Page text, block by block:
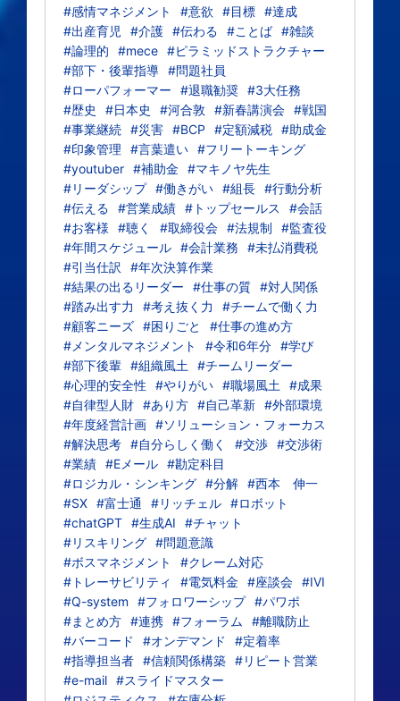
#感情マネジメント
#意欲 #目標 #達成
#出産育児
#介護 #伝わる #ことば #雑談
#論理的
#mece #ピラミッドストラクチャー
#部下・後輩指導 #問題社員
#ローパフォーマー
#退職勧奨 #3大任務
#歴史
#日本史 #河合敦 #新春講演会 #戦国
#事業継続 #災害 #BCP #定額減税 #助成金
#印象管理
#言葉遣い #フリートーキング
#youtuber #補助金
#マキノヤ先生
#リーダシップ #働きがい #組長 #行動分析
#伝える
#営業成績 #トップセールス
#会話
#お客様
#聴く #取締役会 #法規制
#監査役
#年間スケジュール #会計業務
#未払消費税
#引当仕訳
#年次決算作業
#結果の出るリーダー
#仕事の質 #対人関係
#踏み出す力
#考え抜く力
#チームで働く力
#顧客ニーズ #困りごと
#仕事の進め方
#メンタルマネジメント
#令和6年分 #学び
#部下後輩 #組織風土
#チームリーダー
#心理的安全性
#やりがい #職場風土
#成果
#自律型人財 #あり方 #自己革新 #外部環境
#年度経営計画 #ソリューション・フォーカス
#解決思考 #自分らしく働く #交渉 #交渉術
#業績 #Eメール #勘定科目
#ロジカル・シンキング #分解 #西本 伸一
#SX #富士通 #リッチェル #ロボット
#chatGPT #生成AI
#チャット
#リスキリング #問題意識
#ボスマネジメント
#クレーム対応
#トレーサビリティ
#電気料金 #座談会 #IVI
#Q-system
#フォロワーシップ #パワポ
#まとめ方 #連携 #フォーラム
#離職防止
#バーコード
#オンデマンド
#定着率
#指導担当者 #信頼関係構築 #リピート営業
#e-mail #スライドマスター